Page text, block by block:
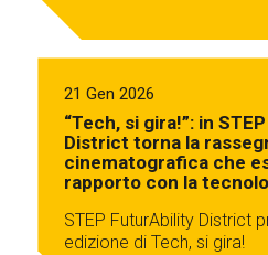
21 Gen 2026
“Tech, si gira!”: in
District torna la
cinematografica che
rapporto con la
STEP FuturAbility District
edizione di Tech, si gira!